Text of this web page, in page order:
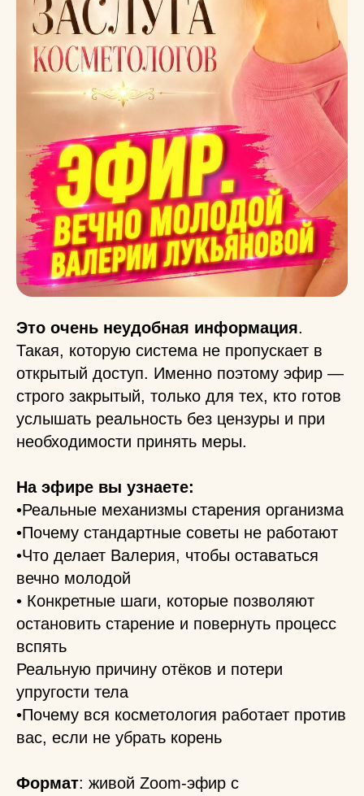
Это очень неудобная информация.
Такая, которую система не пропускает в
открытый доступ. Именно поэтому эфир —
строго закрытый, только для тех, кто готов
услышать реальность без цензуры и при
необходимости принять меры.
На эфире вы узнаете:
•Реальные механизмы старения организма
•Почему стандартные советы не работают
•Что делает Валерия, чтобы оставаться
вечно молодой
• Конкретные шаги, которые позволяют
остановить старение и повернуть процесс
вспять
Реальную причину отёков и потери
упругости тела
•Почему вся косметология работает против
вас, если не убрать корень
Формат: живой Zoom-эфир с